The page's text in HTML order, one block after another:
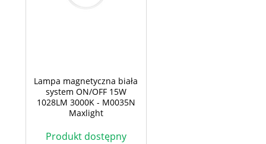
Lampa magnetyczna biała
system ON/OFF 15W
1028LM 3000K - M0035N
Maxlight
Produkt dostępny